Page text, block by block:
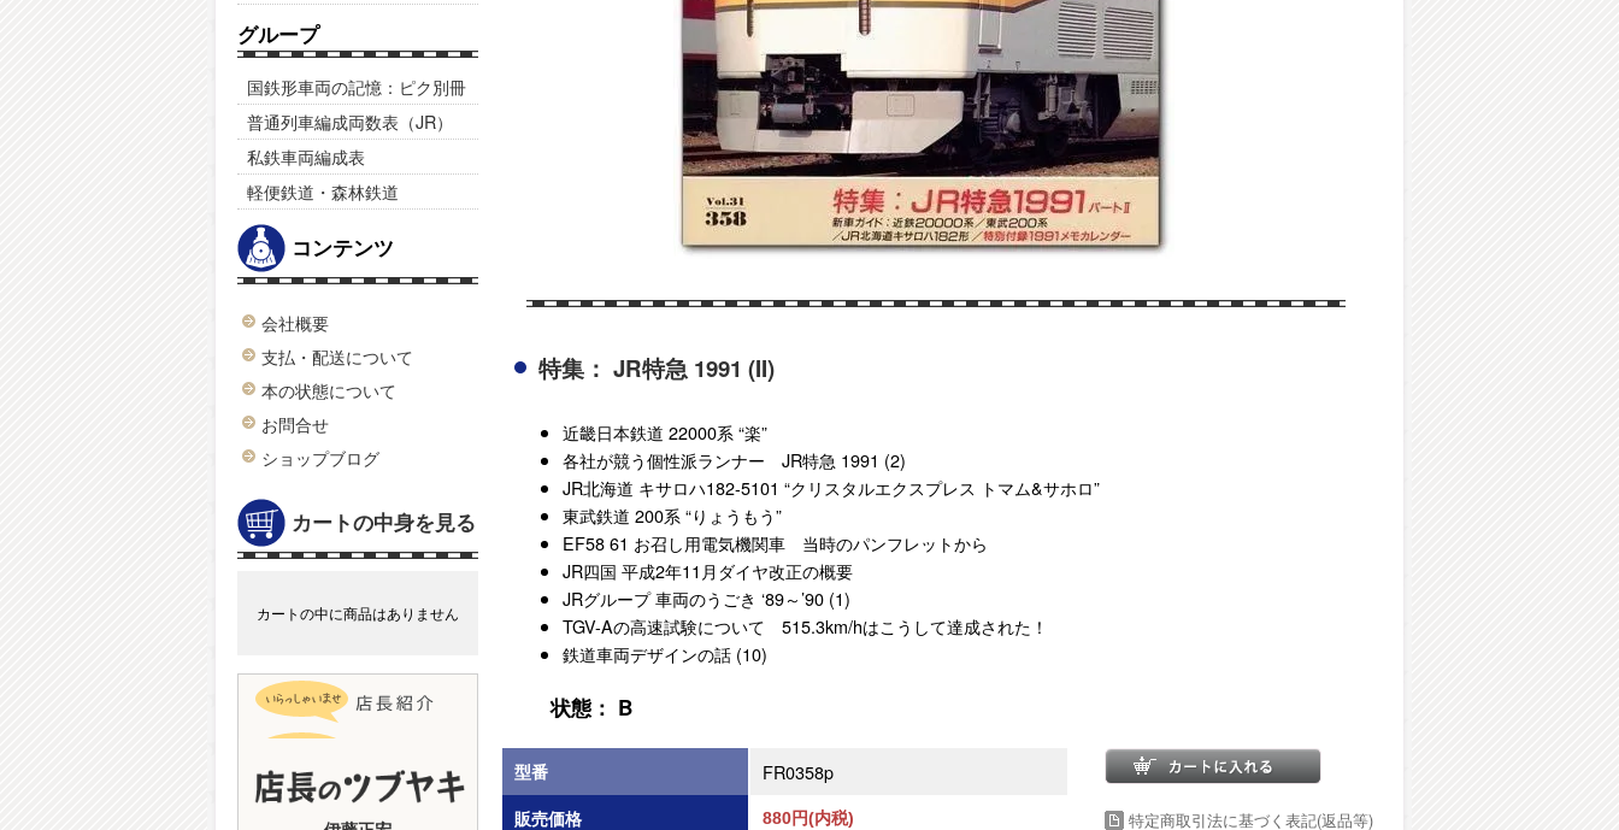
グループ
国鉄形車両の記憶：ピク別冊
普通列車編成両数表（JR）
私鉄車両編成表
軽便鉄道・森林鉄道
コンテンツ
会社概要
支払・配送について
本の状態について
お問合せ
ショップブログ
カートの中身を見る
カートの中に商品はありません
特集： JR特急 1991 (II)
近畿日本鉄道 22000系 “楽”
各社が競う個性派ランナー JR特急 1991 (2)
JR北海道 キサロハ182-5101 “クリスタルエクスプレス トマム&サホロ”
東武鉄道 200系 “りょうもう”
EF58 61 お召し用電気機関車 当時のパンフレットから
JR四国 平成2年11月ダイヤ改正の概要
JRグループ 車両のうごき ‘89～’90 (1)
TGV-Aの高速試験について 515.3km/hはこうして達成された！
鉄道車両デザインの話 (10)
状態： B
型番 FR0358p
販売価格 880円(内税) 特定商取引法に基づく表記(返品等)